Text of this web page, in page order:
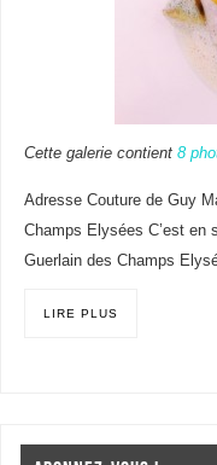
Cette galerie contient 8
Adresse Couture de Guy
Champs Elysées C’est en
Guerlain des Champs
LIRE PLUS